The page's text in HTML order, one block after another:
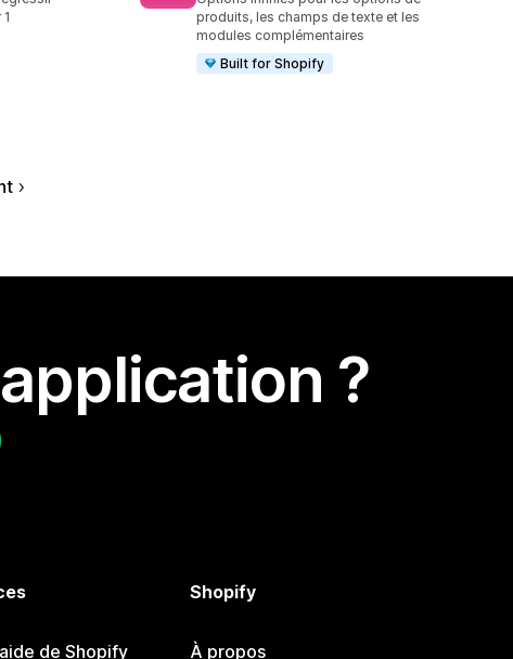
produits, les champs de texte et les
modules complémentaires
Built for Shopify
?
de Shopify
Shopify
À propos